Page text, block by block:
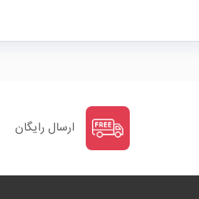
ارسال رایگان